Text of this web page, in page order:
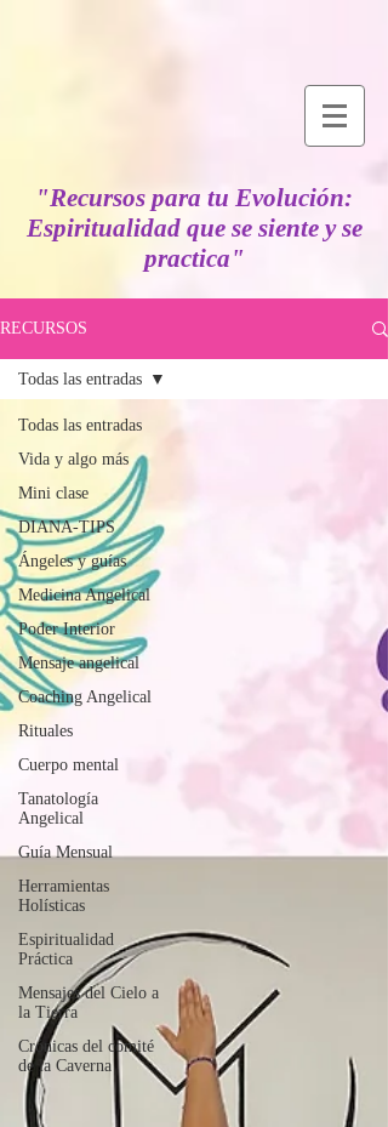
"Recursos para tu Evolución:
Espiritualidad que se siente y se
practica"
RECURSOS
Todas las entradas
Vida y algo más
Mini clase
DIANA-TIPS
Ángeles y guías
Medicina Angelical
Poder Interior
Mensaje angelical
Coaching Angelical
Rituales
Cuerpo mental
Tanatología
Angelical
Guía Mensual
Herramientas
Holísticas
Espiritualidad
Práctica
Mensajes del Cielo a
la Tierra
Crónicas del comité
de la Caverna
Todas las entradas